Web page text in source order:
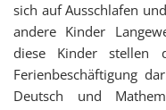
sich auf Ausschlafen
andere Kinder
diese Kinder stellen
Ferienbeschäftigung
Deutsch und